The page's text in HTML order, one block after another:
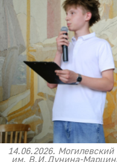
14.06.2026.